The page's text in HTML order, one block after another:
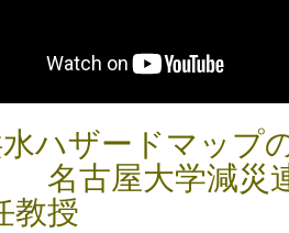
水ハザードマップ
学減災連携
教授